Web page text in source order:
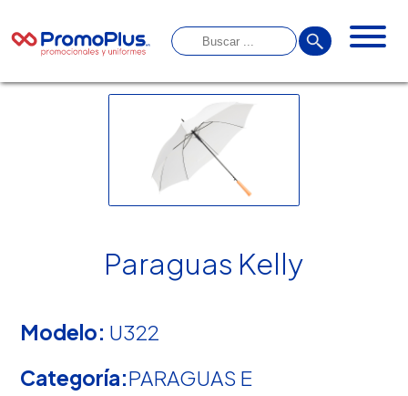
Paraguas Kelly
Modelo: U322
Categoría:PARAGUAS E